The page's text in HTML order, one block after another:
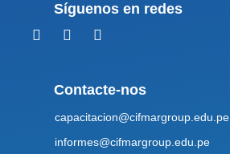
Síguenos en redes
Contacte-nos
capacitacion@cifmargroup.edu.pe
informes@cifmargroup.edu.pe